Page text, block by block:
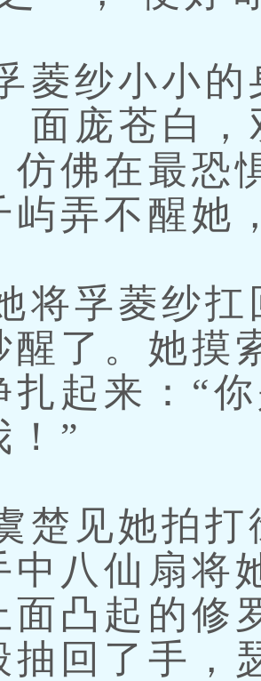
纱小小的
面庞苍白
仿佛在最恐
屿弄不醒她
孚菱纱扛
醒了。她摸
扎起来：“
！”
见她拍打
中八仙扇将
面凸起的修
抽回了手，